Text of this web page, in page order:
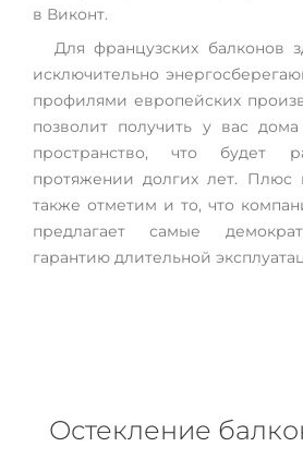
в Виконт.
Для французских балконов
исключительно
профилями европейских
позволит получить у вас
пространство, что будет
протяжении долгих лет. Плюс
также отметим и то, что
предлагает самые
гарантию длительной
Остекление